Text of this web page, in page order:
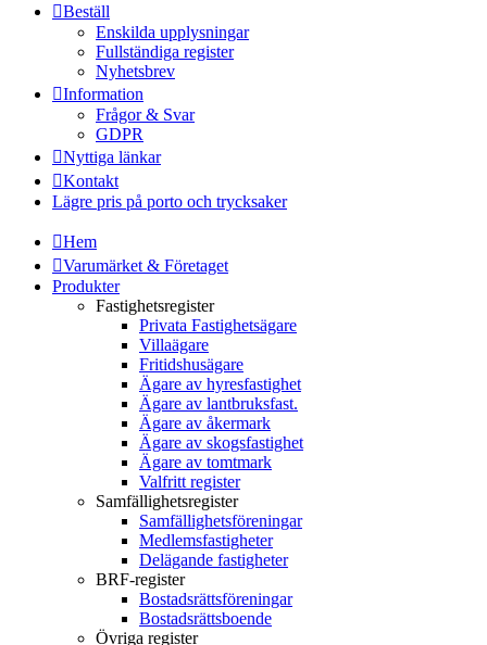
Beställ
Enskilda upplysningar
Fullständiga register
Nyhetsbrev
Information
Frågor & Svar
GDPR
Nyttiga länkar
Kontakt
Lägre pris på porto och trycksaker
Hem
Varumärket & Företaget
Produkter
Fastighetsregister
Privata Fastighetsägare
Villaägare
Fritidshusägare
Ägare av hyresfastighet
Ägare av lantbruksfast.
Ägare av åkermark
Ägare av skogsfastighet
Ägare av tomtmark
Valfritt register
Samfällighetsregister
Samfällighetsföreningar
Medlemsfastigheter
Delägande fastigheter
BRF-register
Bostadsrättsföreningar
Bostadsrättsboende
Övriga register